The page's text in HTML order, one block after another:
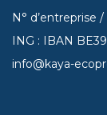
N° d’entreprise
ING : IBAN
info@kaya-